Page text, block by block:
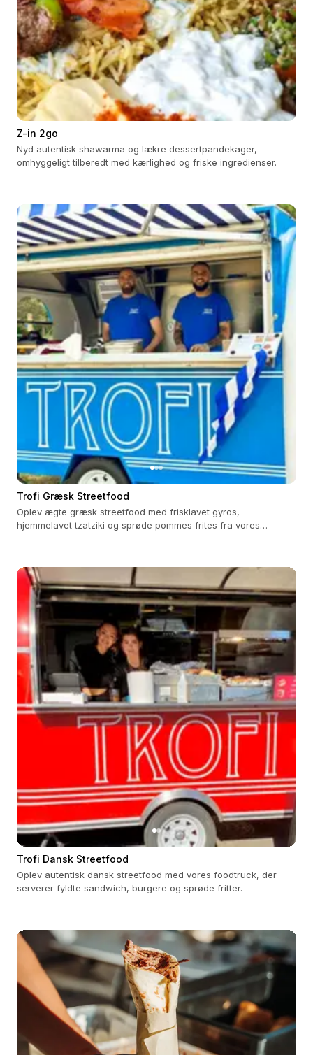
Z-in 2go
Nyd autentisk shawarma og lækre dessertpandekager,
omhyggeligt tilberedt med kærlighed og friske ingredienser.
Trofi Græsk Streetfood
Oplev ægte græsk streetfood med frisklavet gyros,
hjemmelavet tzatziki og sprøde pommes frites fra vores
Trofi Dansk Streetfood
Oplev autentisk dansk streetfood med vores foodtruck, der
serverer fyldte sandwich, burgere og sprøde fritter.